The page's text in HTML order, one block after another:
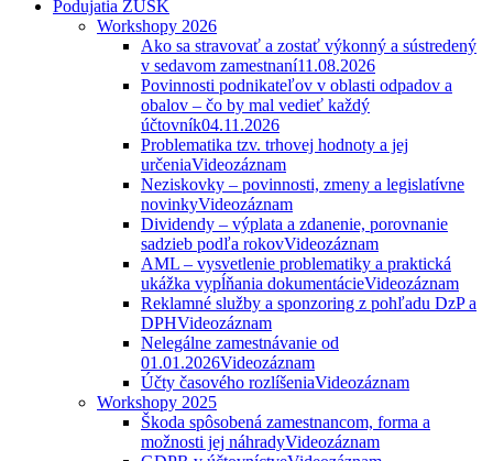
Podujatia ZÚSK
Workshopy 2026
Ako sa stravovať a zostať výkonný a sústredený
v sedavom zamestnaní11.08.2026
Povinnosti podnikateľov v oblasti odpadov a
obalov – čo by mal vedieť každý
účtovník04.11.2026
Problematika tzv. trhovej hodnoty a jej
určeniaVideozáznam
Neziskovky – povinnosti, zmeny a legislatívne
novinkyVideozáznam
Dividendy – výplata a zdanenie, porovnanie
sadzieb podľa rokovVideozáznam
AML – vysvetlenie problematiky a praktická
ukážka vypĺňania dokumentácieVideozáznam
Reklamné služby a sponzoring z pohľadu DzP a
DPHVideozáznam
Nelegálne zamestnávanie od
01.01.2026Videozáznam
Účty časového rozlíšeniaVideozáznam
Workshopy 2025
Škoda spôsobená zamestnancom, forma a
možnosti jej náhradyVideozáznam